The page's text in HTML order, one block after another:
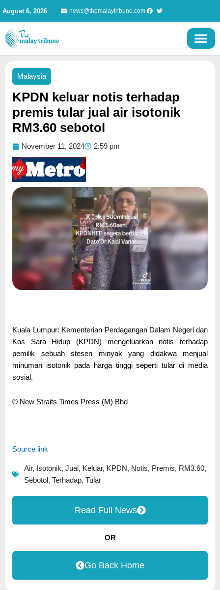
content
August 6, 2026 news@themalaytribune.com
Malaysia
KPDN keluar notis terhadap
premis tular jual air isotonik
RM3.60 sebotol
November 11, 2024 2:59 pm
Kuala Lumpur: Kementerian Perdagangan Dalam Negeri dan
Kos Sara Hidup (KPDN) mengeluarkan notis terhadap
pemilik sebuah stesen minyak yang didakwa menjual
minuman isotonik pada harga tinggi seperti tular di media
sosial.
© New Straits Times Press (M) Bhd
Source link
Air, Isotonik, Jual, Keluar, KPDN, Notis, Premis, RM3.60,
Sebotol , Terhadap, Tular
Read Full News
OR
Go Back Home